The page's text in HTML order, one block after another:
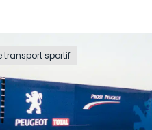
transport sportif